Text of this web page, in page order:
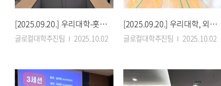
[2025.09.20.] 우리대학-홋카이도대학 치대 우정의 35년 ‘미래 모색’
글로컬대학추진팀 2025.10.02
[2025.09.20.] 우리대학, 외국인 주민 화합 축제 성황리 개최
글로컬대학추진팀 2025.10.02